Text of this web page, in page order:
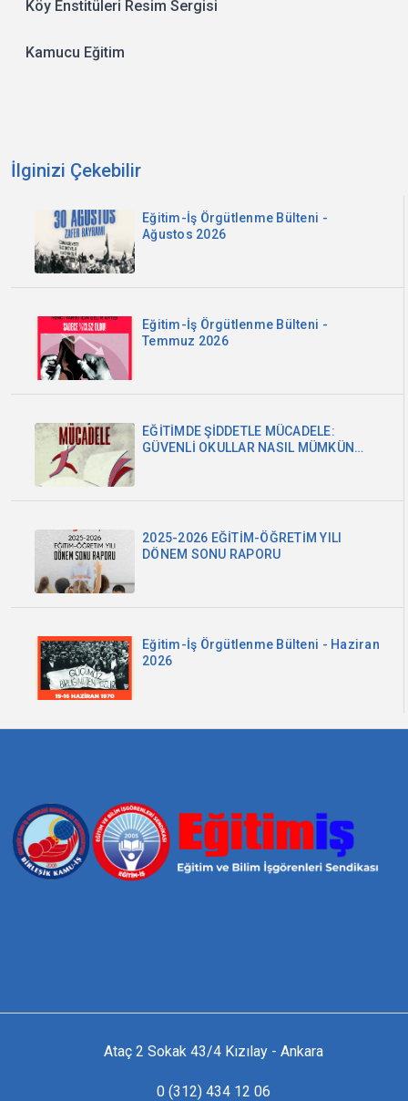
Köy Enstitüleri Resim Sergisi
Kamucu Eğitim
İlginizi Çekebilir
Eğitim-İş Örgütlenme Bülteni -
Ağustos 2026
Eğitim-İş Örgütlenme Bülteni -
Temmuz 2026
EĞİTİMDE ŞİDDETLE MÜCADELE:
GÜVENLİ OKULLAR NASIL MÜMKÜN
2025-2026 EĞİTİM-ÖĞRETİM YILI
DÖNEM SONU RAPORU
Eğitim-İş Örgütlenme Bülteni - Haziran
2026
Ataç 2 Sokak 43/4 Kızılay - Ankara
0 (312) 434 12 06